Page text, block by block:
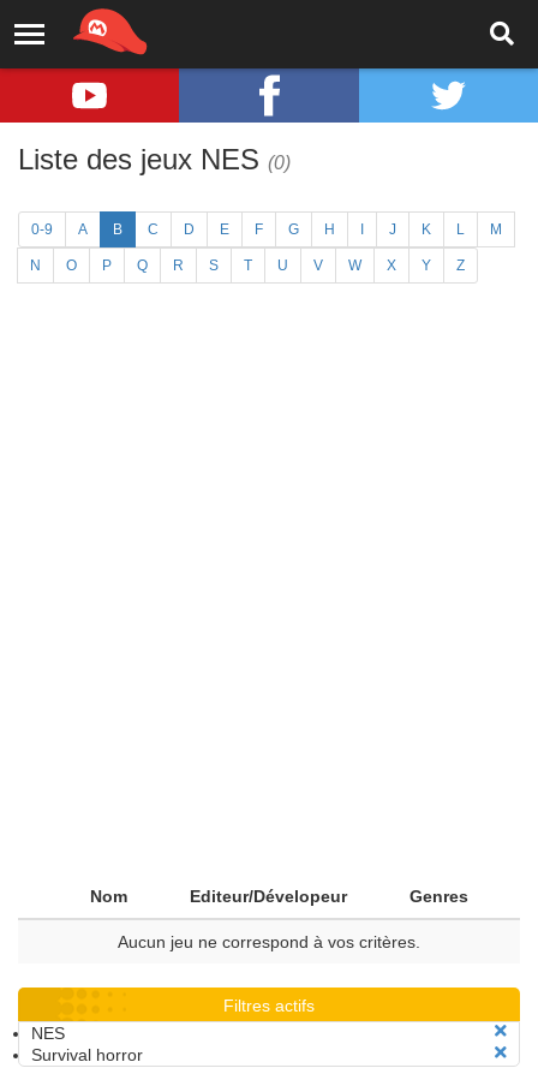
Liste des jeux NES (0)
0-9 A B C D E F G H J K L M
N O P Q R S T U V W X Y Z
Nom Editeur/Dévelopeur Genres
Aucun jeu ne correspond à vos critères.
Filtres actifs
NES
Survival horror